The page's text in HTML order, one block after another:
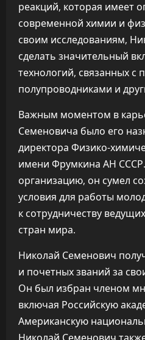
реакций, которая имеет
современной химии и
своим исследованиям,
сделать значительный
технологий, связанных с
полупроводниками и
Важным моментом в
Семеновича было его
директора Физико-
имени Фрумкина АН
организацию, он сумел
условия для работы
к сотрудничеству
стран мира.
Николай Семенович
и почетных званий за
Он был избран членом
включая Российскую
Американскую